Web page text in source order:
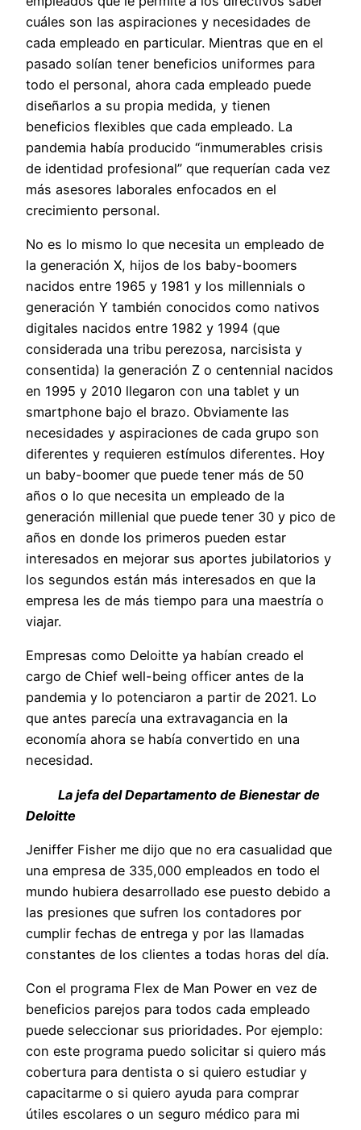
cuáles son las aspiraciones y necesidades de
cada empleado en particular. Mientras que en el
pasado solían tener beneficios uniformes para
todo el personal, ahora cada empleado puede
diseñarlos a su propia medida, y tienen
beneficios flexibles que cada empleado. La
pandemia había producido “inmumerables crisis
de identidad profesional” que requerían cada vez
más asesores laborales enfocados en el
crecimiento personal.
No es lo mismo lo que necesita un empleado de
la generación X, hijos de los baby-boomers
nacidos entre 1965 y 1981 y los millennials o
generación Y también conocidos como nativos
digitales nacidos entre 1982 y 1994 (que
considerada una tribu perezosa, narcisista y
consentida) la generación Z o centennial nacidos
en 1995 y 2010 llegaron con una tablet y un
smartphone bajo el brazo. Obviamente las
necesidades y aspiraciones de cada grupo son
diferentes y requieren estímulos diferentes. Hoy
un baby-boomer que puede tener más de 50
años o lo que necesita un empleado de la
generación millenial que puede tener 30 y pico de
años en donde los primeros pueden estar
interesados en mejorar sus aportes jubilatorios y
los segundos están más interesados en que la
empresa les de más tiempo para una maestría o
viajar.
Empresas como Deloitte ya habían creado el
cargo de Chief well-being officer antes de la
pandemia y lo potenciaron a partir de 2021. Lo
que antes parecía una extravagancia en la
economía ahora se había convertido en una
necesidad.
La jefa del Departamento de Bienestar de
Deloitte
Jeniffer Fisher me dijo que no era casualidad que
una empresa de 335,000 empleados en todo el
mundo hubiera desarrollado ese puesto debido a
las presiones que sufren los contadores por
cumplir fechas de entrega y por las llamadas
constantes de los clientes a todas horas del día.
Con el programa Flex de Man Power en vez de
beneficios parejos para todos cada empleado
puede seleccionar sus prioridades. Por ejemplo:
con este programa puedo solicitar si quiero más
cobertura para dentista o si quiero estudiar y
capacitarme o si quiero ayuda para comprar
útiles escolares o un seguro médico para mi